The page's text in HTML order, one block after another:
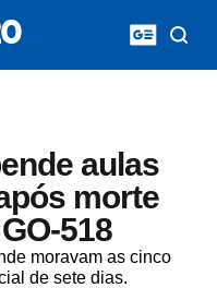
aulas
morte
518
moravam as cinco
de sete dias.